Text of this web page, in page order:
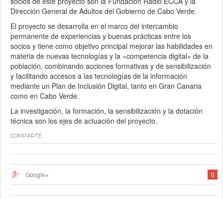
Dirección General de Adultos del Gobierno de Cabo Verde.
El proyecto se desarrolla en el marco del intercambio
permanente de experiencias y buenas prácticas entre los
socios y tiene como objetivo principal mejorar las habilidades en
materia de nuevas tecnologías y la «competencia digital» de la
población, combinando acciones formativas y de sensibilización
y facilitando accesos a las tecnologías de la información
mediante un Plan de Inclusión Digital, tanto en Gran Canaria
como en Cabo Verde.
La investigación, la formación, la sensibilización y la dotación
técnica son los ejes de actuación del proyecto.
COMPARTE
0
Google+